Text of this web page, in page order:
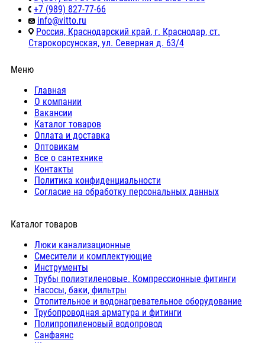
+7 (989) 827-77-66
info@vitto.ru
Россия, Краснодарский край, г. Краснодар, ст.
Старокорсунская, ул. Северная д. 63/4
Меню
Главная
О компании
Вакансии
Каталог товаров
Оплата и доставка
Оптовикам
Все о сантехнике
Контакты
Политика конфиденциальности
Согласие на обработку персональных данных
Каталог товаров
Люки канализационные
Cмесители и комплектующие
Инструменты
Трубы полиэтиленовые. Компрессионные фитинги
Насосы, баки, фильтры
Отопительное и водонагревательное оборудование
Трубопроводная арматура и фитинги
Полипропиленовый водопровод
Санфаянс